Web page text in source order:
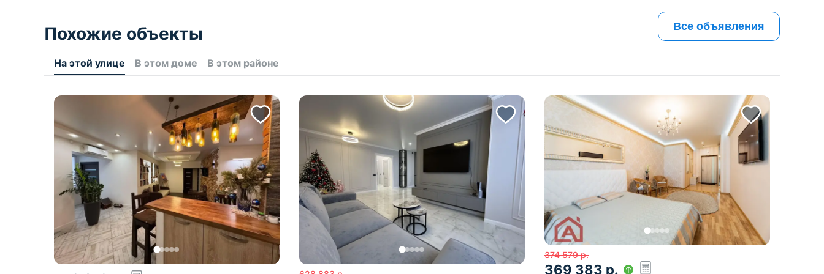
Похожие объекты Все объявления
На этой улице В этом доме В этом районе
374 579 р.
369 383 р.